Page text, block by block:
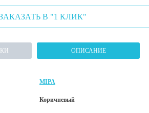
В "1 КЛИК"
ОПИСАНИЕ
MIPA
Коричневый